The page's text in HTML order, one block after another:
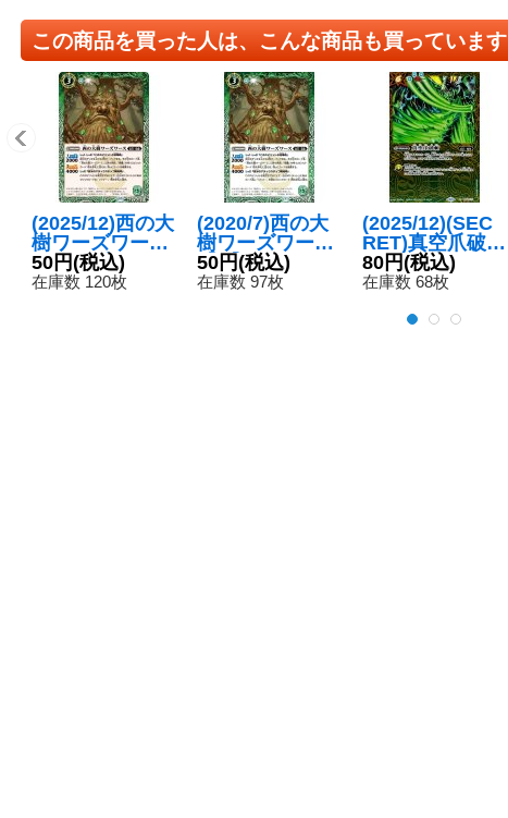
この商品を買った人は、こんな商品も買っています
(2025/12)西の大
樹ワーズワース
(BSC47収録)
【C】{BS54-02
50円(税込)
在庫数 120枚
(2020/7)西の大
樹ワーズワース
【C】{BS54-02
3}《緑》
50円(税込)
在庫数 97枚
(2025/12)(SEC
RET)真空爪破斬
(BSC47収録)
【R-SEC】{BS
80円(税込)
在庫数 68枚